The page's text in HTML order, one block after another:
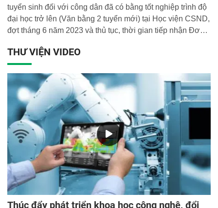
tuyển sinh đối với công dân đã có bằng tốt nghiệp trình độ
đại học trở lên (Văn bằng 2 tuyển mới) tại Học viện CSND,
đợt tháng 6 năm 2023 và thủ tục, thời gian tiếp nhận Đơn
THƯ VIỆN VIDEO
Thúc đẩy phát triển khoa học công nghệ, đổi